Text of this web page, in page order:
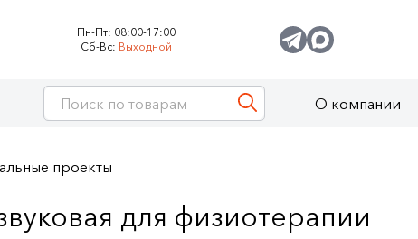
Пн-Пт: 08:00-17:00
Сб-Вс: Выходной
О компании
проекты
для физиотерапии